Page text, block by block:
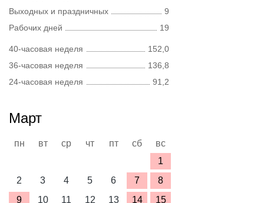
Выходных и праздничных
9
Рабочих дней
19
40-часовая неделя
152,0
36-часовая неделя
136,8
24-часовая неделя
91,2
Март
пн вт ср чт пт сб
вс
1
2
3 4 5 6 7
8
9
10 11 12 13 14
15